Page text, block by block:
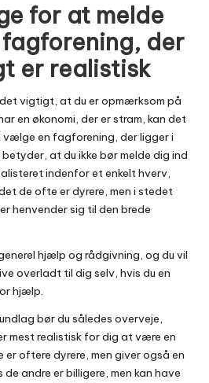
for at melde
der
er realistisk
det vigtigt, at du er opmærksom på
en økonomi, der er stram, kan det
en fagforening, der ligger i
at du ikke bør melde dig ind
indenfor et enkelt hverv,
de ofte er dyrere, men i stedet
henvender sig til den brede
hjælp og rådgivning, og du vil
overladt til dig selv, hvis du en
hjælp.
bør du således overveje,
mest realistisk for dig at være en
oftere dyrere, men giver også en
andre er billigere, men kan have